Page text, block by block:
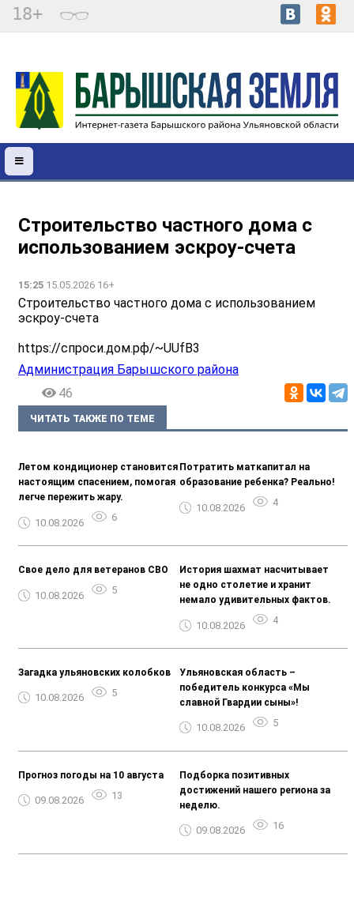
18+
Строительство частного дома с
использованием эcкроу-счета
15:25 15.05.2026 16+
Строительство частного дома с использованием
эcкроу-счета
https://спроси.дом.рф/~UUfB3
Администрация Барышского района
46
ЧИТАТЬ ТАКЖЕ ПО ТЕМЕ
Летом кондиционер становится
настоящим спасением, помогая
легче пережить жару.
10.08.2026 6
Потратить маткапитал на
образование ребенка? Реально!
10.08.2026 4
Свое дело для ветеранов СВО
10.08.2026 5
История шахмат насчитывает
не одно столетие и хранит
немало удивительных фактов.
10.08.2026 4
Загадка ульяновских колобков
10.08.2026 5
Ульяновская область –
победитель конкурса «Мы
славной Гвардии сыны»!
10.08.2026 5
Прогноз погоды на 10 августа
09.08.2026 13
Подборка позитивных
достижений нашего региона за
неделю.
09.08.2026 16